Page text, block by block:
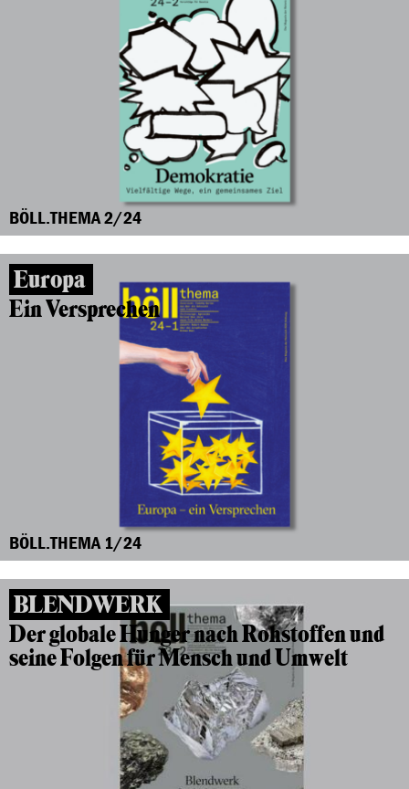
BÖLL.THEMA 2/24
Europa
Ein Versprechen
BÖLL.THEMA 1/24
BLENDWERK
Der globale Hunger nach Rohstoffen und
seine Folgen für Mensch und Umwelt